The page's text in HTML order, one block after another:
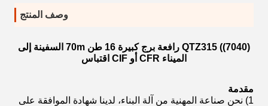
وصف المنتج
QTZ315 ((7040) رافعة برج كبيرة 16 طن 70m السفينة إلى
الميناء CFR أو CIF اقتباس
مقدمة
1) نحن صناعة المهنية من آلة البناء، لدينا شهادة الموافقة على